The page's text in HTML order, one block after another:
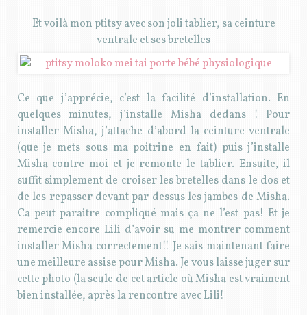
Et voilà mon ptitsy avec son joli tablier, sa ceinture
ventrale et ses bretelles
Ce que j’apprécie, c’est la facilité d’installation. En
quelques minutes, j’installe Misha dedans ! Pour
installer Misha, j’attache d’abord la ceinture ventrale
(que je mets sous ma poitrine en fait) puis j’installe
Misha contre moi et je remonte le tablier. Ensuite, il
suffit simplement de croiser les bretelles dans le dos et
de les repasser devant par dessus les jambes de Misha.
Ca peut paraitre compliqué mais ça ne l’est pas! Et je
remercie encore Lili d’avoir su me montrer comment
installer Misha correctement!! Je sais maintenant faire
une meilleure assise pour Misha. Je vous laisse juger sur
cette photo (la seule de cet article où Misha est vraiment
bien installée, après la rencontre avec Lili!